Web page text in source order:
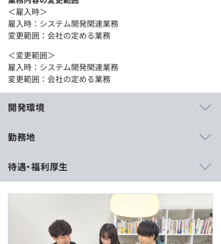
＜雇入時＞
雇入時：システム開発関連業務
変更範囲：会社の定める業務
＜変更範囲＞
雇入時：システム開発関連業務
変更範囲：会社の定める業務
開発環境
在籍人数は25名で日本、中国、韓国、インド、ネパール
国籍の方が活躍している会社の中で一番多国籍なグループ
です。
東京オフィス10名、福岡オフィス15名の体制でプロダク
勤務地
待遇・福利厚生
想定年収は年収提示額を保証するものではありません）